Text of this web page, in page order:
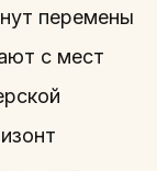
перемены
с мест